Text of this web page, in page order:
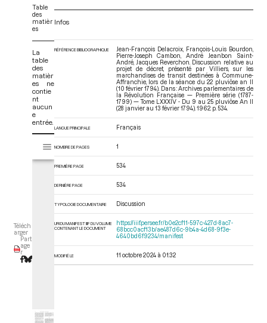
Téléch
arger
Part
age
r
Table
des
matièr
es
La
table
des
matièr
es ne
contie
nt
aucun
e
entrée.
s
o
Tome LXXXIV - Du 9 au 25 pluviôse An II (28 janvier au 13 février 1794)
Infos
RÉFÉRENCE BIBLIOGRAPHIQUE
Jean-François Delacroix, François-Louis Bourdon,
Pierre-Joseph Cambon, André Jeanbon Saint-
André, Jacques Reverchon. Discussion relative au
projet de décret, présenté par Villiers, sur les
marchandises de transit destinées à Commune-
Affranchie, lors de la séance du 22 pluviôse an II
(10 février 1794). Dans : Archives parlementaires de
la Révolution Française — Première série (1787-
1799) — Tome LXXXIV - Du 9 au 25 pluviôse An II
(28 janvier au 13 février 1794). 1962. p. 534.
LANGUE PRINCIPALE Français
NOMBRE DE PAGES 1
PREMIÈRE PAGE 534
DERNIÈRE PAGE 534
TYPOLOGIE DOCUMENTAIRE Discussion
URI DU MANIFEST IIIF DU VOLUME
CONTENANT LE DOCUMENT
https://iiif.persee.fr/b0e2cf11-597c-427d-8ac7-
68bcc0acf13b/ae487d6c-9b4a-4d68-9f3e-
4640bd6f9234/manifest
MODIFIÉ LE 11 octobre 2024 à 01:32